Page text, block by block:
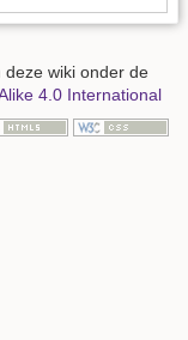
deze wiki onder de
4.0 International